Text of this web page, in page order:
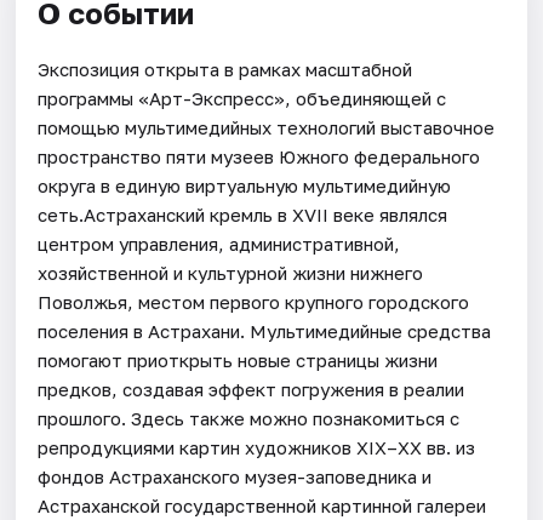
О событии
Экспозиция открыта в рамках масштабной
программы «Арт-Экспресс», объединяющей с
помощью мультимедийных технологий выставочное
пространство пяти музеев Южного федерального
округа в единую виртуальную мультимедийную
сеть.Астраханский кремль в XVII веке являлся
центром управления, административной,
хозяйственной и культурной жизни нижнего
Поволжья, местом первого крупного городского
поселения в Астрахани. Мультимедийные средства
помогают приоткрыть новые страницы жизни
предков, создавая эффект погружения в реалии
прошлого. Здесь также можно познакомиться с
репродукциями картин художников XIX–XX вв. из
фондов Астраханского музея-заповедника и
Астраханской государственной картинной галереи